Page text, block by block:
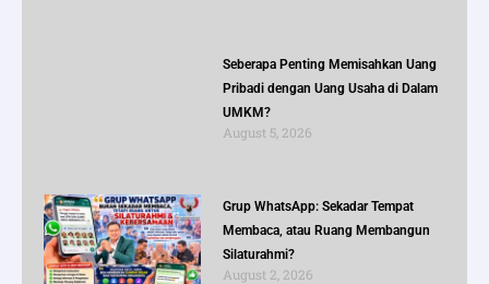
Seberapa Penting Memisahkan Uang
Pribadi dengan Uang Usaha di Dalam
UMKM?
August 5, 2026
Grup WhatsApp: Sekadar Tempat
Membaca, atau Ruang Membangun
Silaturahmi?
August 2, 2026